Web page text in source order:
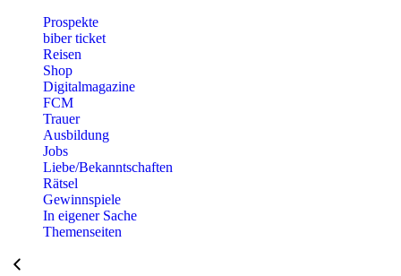
Prospekte
biber ticket
Reisen
Shop
Digitalmagazine
FCM
Trauer
Ausbildung
Jobs
Liebe/Bekanntschaften
Rätsel
Gewinnspiele
In eigener Sache
Themenseiten